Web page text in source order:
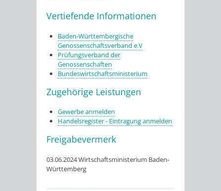
Vertiefende Informationen
Baden-Württembergische
Genossenschaftsverband e.V
Prüfungsverband der
Genossenschaften
Bundeswirtschaftsministerium
Zugehörige Leistungen
Gewerbe anmelden
Handelsregister - Eintragung anmelden
Freigabevermerk
03.06.2024 Wirtschaftsministerium Baden-
Württemberg